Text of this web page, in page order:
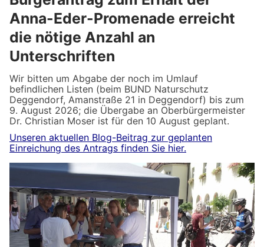
Anna-Eder-Promenade erreicht
die nötige Anzahl an
Unterschriften
Wir bitten um Abgabe der noch im Umlauf
befindlichen Listen (beim BUND Naturschutz
Deggendorf, Amanstraße 21 in Deggendorf) bis zum
9. August 2026; die Übergabe an Oberbürgermeister
Dr. Christian Moser ist für den 10 August geplant.
Unseren aktuellen Blog-Beitrag zur geplanten
Einreichung des Antrags finden Sie hier.